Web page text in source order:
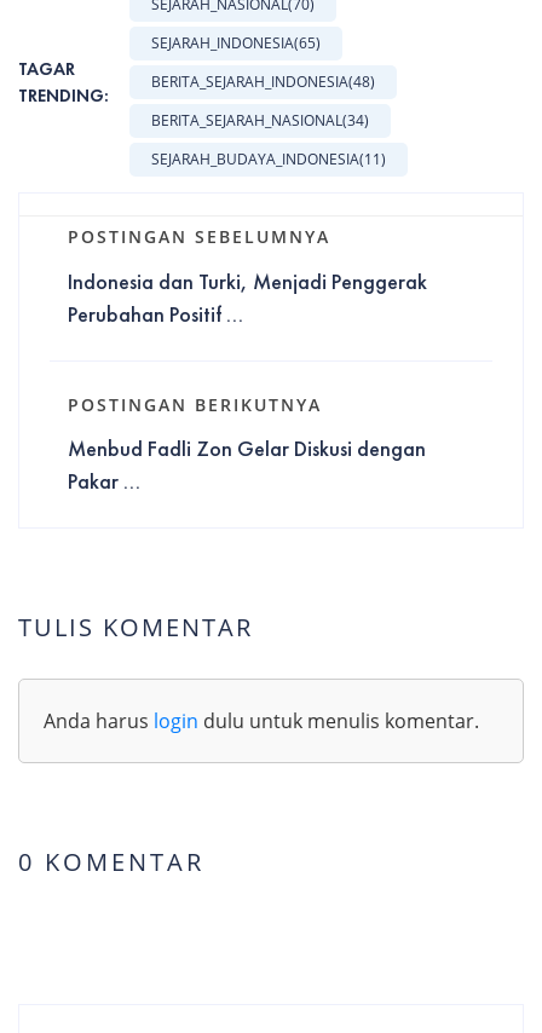
TAGAR
TRENDING:
SEJARAH_NASIONAL(70)
SEJARAH_INDONESIA(65)
BERITA_SEJARAH_INDONESIA(48)
BERITA_SEJARAH_NASIONAL(34)
SEJARAH_BUDAYA_INDONESIA(11)
POSTINGAN SEBELUMNYA
Indonesia dan Turki, Menjadi Penggerak
Perubahan Positif ...
POSTINGAN BERIKUTNYA
Menbud Fadli Zon Gelar Diskusi dengan
Pakar ...
TULIS KOMENTAR
Anda harus login dulu untuk menulis komentar.
0 KOMENTAR